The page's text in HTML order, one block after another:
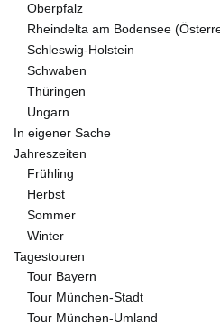
Oberpfalz
Rheindelta am Bodensee
Schleswig-Holstein
Schwaben
Thüringen
Ungarn
In eigener Sache
Jahreszeiten
Frühling
Herbst
Sommer
Winter
Tagestouren
Tour Bayern
Tour München-Stadt
Tour München-Umland